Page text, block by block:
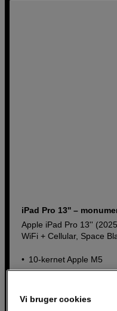
iPad Pro 13'' –
Apple iPad Pro 13''
WiFi + Cellular, Space
10-kernet Apple M5
WiFi 7
Vi bruger cookies